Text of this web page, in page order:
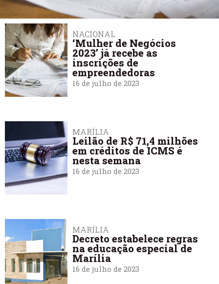
NACIONAL
‘Mulher de Negócios
2023’ já recebe as
inscrições de
empreendedoras
16 de julho de 2023
MARÍLIA
Leilão de R$ 71,4 milhões
em créditos de ICMS é
nesta semana
16 de julho de 2023
MARÍLIA
Decreto estabelece regras
na educação especial de
Marília
16 de julho de 2023